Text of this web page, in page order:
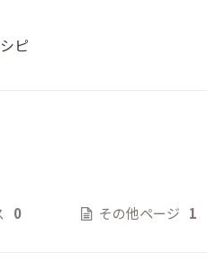
ピ
0 その他ページ 1